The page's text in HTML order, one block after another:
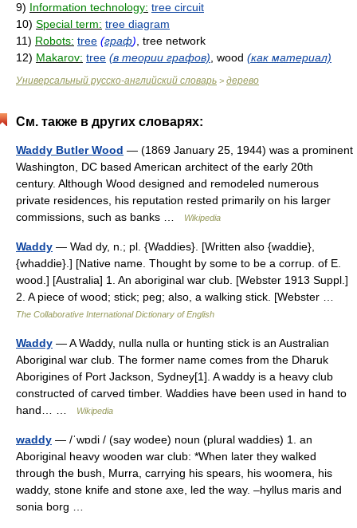
9) Information technology: tree circuit
10) Special term: tree diagram
11) Robots: tree (граф) , tree network
12) Makarov: tree (в теории графов) , wood (как материал)
Универсальный русско-английский словарь > дерево
См. также в других словарях:
Waddy Butler Wood — (1869 January 25, 1944) was a prominent
Washington, DC based American architect of the early 20th
century. Although Wood designed and remodeled numerous
private residences, his reputation rested primarily on his larger
commissions, such as banks …
Wikipedia
Waddy — Wad dy, n.; pl. {Waddies}. [Written also {waddie},
{whaddie}.] [Native name. Thought by some to be a corrup. of E.
wood.] [Australia] 1. An aboriginal war club. [Webster 1913 Suppl.]
2. A piece of wood; stick; peg; also, a walking stick. [Webster …
The Collaborative International Dictionary of English
Waddy — A Waddy, nulla nulla or hunting stick is an Australian
Aboriginal war club. The former name comes from the Dharuk
Aborigines of Port Jackson, Sydney[1]. A waddy is a heavy club
constructed of carved timber. Waddies have been used in hand to
hand… …
Wikipedia
waddy — /ˈwɒdi / (say wodee) noun (plural waddies) 1. an
Aboriginal heavy wooden war club: *When later they walked
through the bush, Murra, carrying his spears, his woomera, his
waddy, stone knife and stone axe, led the way. –hyllus maris and
sonia borg …